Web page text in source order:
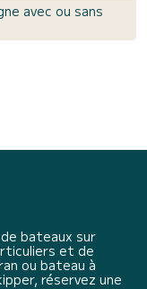
avec ou sans
bateaux sur
et de
ou bateau à
réservez une